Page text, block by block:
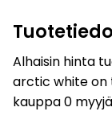
Alhaisin hinta
arctic white on
kauppa 0